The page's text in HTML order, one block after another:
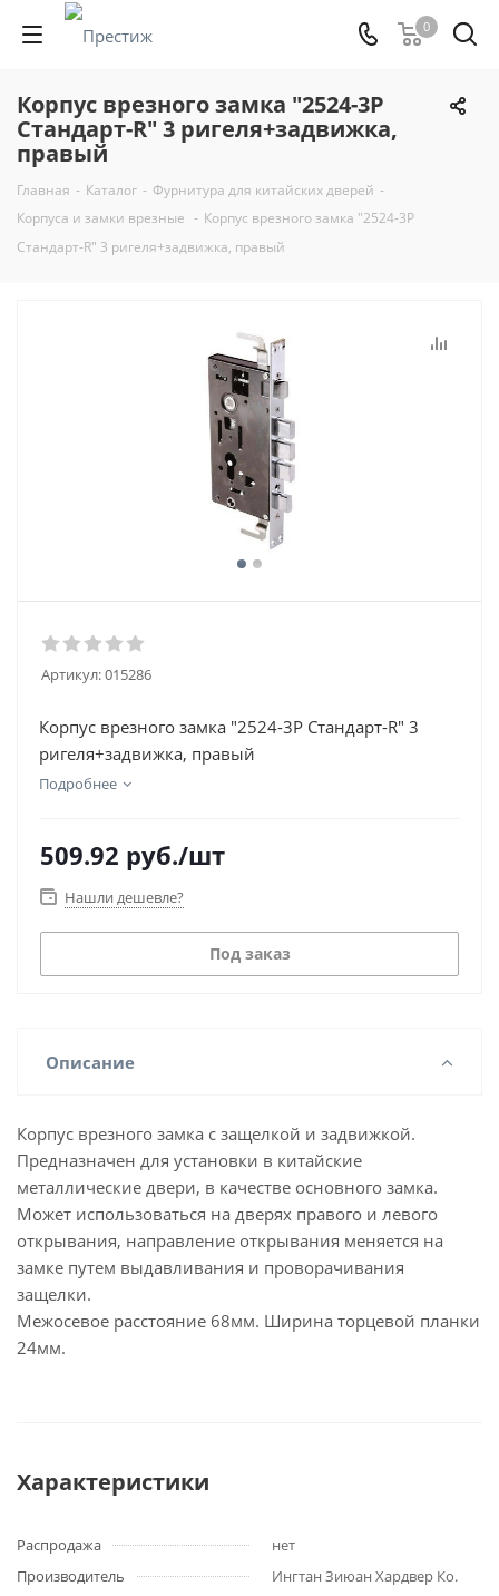
0
Корпус врезного замка "2524-3Р
Стандарт-R" 3 ригеля+задвижка,
правый
Главная - Каталог - Фурнитура для китайских дверей -
Корпуса и замки врезные - Корпус врезного замка "2524-3Р
Стандарт-R" 3 ригеля+задвижка, правый
Артикул:015286
Корпус врезного замка "2524-3Р Стандарт-R" 3
ригеля+задвижка, правый
Подробнее
509.92 руб./шт
Нашли дешевле?
Под заказ
Описание
Корпус врезного замка с защелкой и задвижкой.
Предназначен для установки в китайские
металлические двери, в качестве основного замка.
Может использоваться на дверях правого и левого
открывания, направление открывания меняется на
замке путем выдавливания и проворачивания
защелки.
Межосевое расстояние 68мм. Ширина торцевой планки
24мм.
Характеристики
Распродажа
нет
Производитель
Ингтан Зиюан Хардвер Ко.